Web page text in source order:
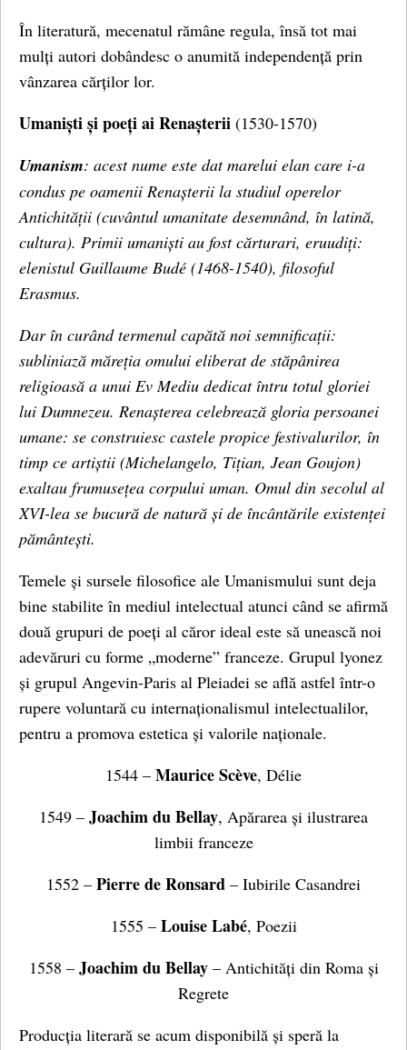
În literatură, mecenatul rămâne regula, însă tot mai
mulți autori dobândesc o anumită independență prin
vânzarea cărților lor.
Umaniști și poeți ai Renașterii (1530-1570)
Umanism: acest nume este dat marelui elan care i-a
condus pe oamenii Renașterii la studiul operelor
Antichității (cuvântul umanitate desemnând, în latină,
cultura). Primii umaniști au fost cărturari, eruudiți:
elenistul Guillaume Budé (1468-1540), filosoful
Erasmus.
Dar în curând termenul capătă noi semnificații:
subliniază măreția omului eliberat de stăpânirea
religioasă a unui Ev Mediu dedicat întru totul gloriei
lui Dumnezeu. Renașterea celebrează gloria persoanei
umane: se construiesc castele propice festivalurilor, în
timp ce artiștii (Michelangelo, Tițian, Jean Goujon)
exaltau frumusețea corpului uman. Omul din secolul al
XVI-lea se bucură de natură și de încântările existenței
pământești.
Temele și sursele filosofice ale Umanismului sunt deja
bine stabilite în mediul intelectual atunci când se afirmă
două grupuri de poeți al căror ideal este să unească noi
adevăruri cu forme „moderne” franceze. Grupul lyonez
și grupul Angevin-Paris al Pleiadei se află astfel într-o
rupere voluntară cu internaționalismul intelectualilor,
pentru a promova estetica și valorile naționale.
1544 – Maurice Scève, Délie
1549 – Joachim du Bellay, Apărarea și ilustrarea
limbii franceze
1552 – Pierre de Ronsard – Iubirile Casandrei
1555 – Louise Labé, Poezii
1558 – Joachim du Bellay– Antichități din Roma și
Regrete
Producția literară se acum disponibilă și speră la